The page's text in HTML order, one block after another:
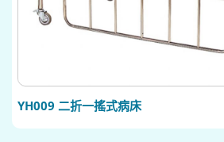
YH009 二折一搖式病床